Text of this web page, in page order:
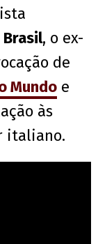
Brasil, o ex-
de
Mundo e
às
italiano.